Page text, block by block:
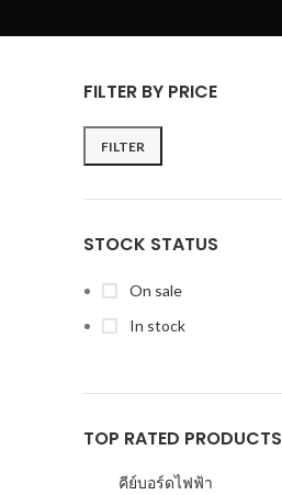
FILTER BY PRICE
FILTER
STOCK STATUS
On sale
In stock
TOP RATED PRODUCTS
คีย์บอร์ดไฟฟ้า